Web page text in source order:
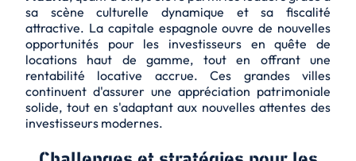
sa scène culturelle dynamique et sa fiscalité
attractive. La capitale espagnole ouvre de nouvelles
opportunités pour les investisseurs en quête de
locations haut de gamme, tout en offrant une
rentabilité locative accrue. Ces grandes villes
continuent d'assurer une appréciation patrimoniale
solide, tout en s'adaptant aux nouvelles attentes des
investisseurs modernes.